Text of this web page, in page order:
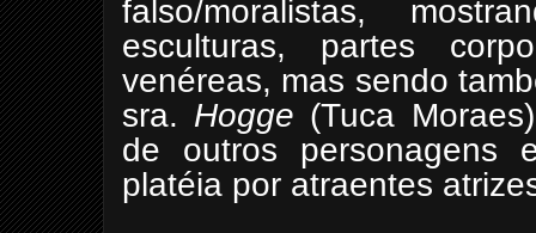
falso/moralistas,
esculturas, partes
venéreas, mas sendo
sra. Hogge (Tuca
de outros personagens
platéia por atraentes